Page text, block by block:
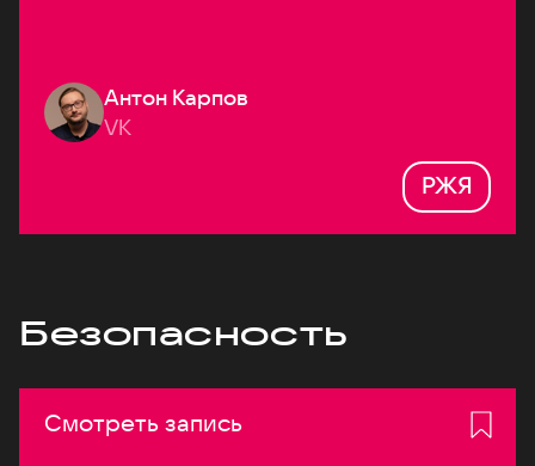
Антон Карпов
VK
РЖЯ
Безопасность
Смотреть запись